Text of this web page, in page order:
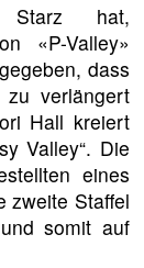
Starz hat,
«P-Valley»
dass
verlängert
Hall kreiert
Valley“. Die
eines
zweite Staffel
somit auf